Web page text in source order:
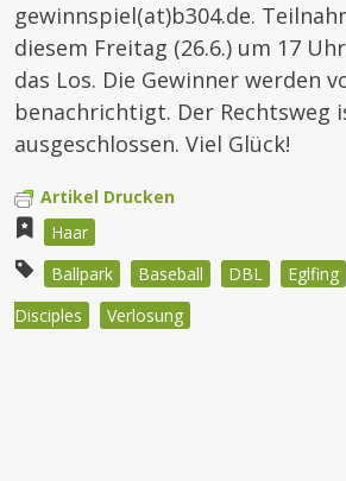
gewinnspiel(at)b304.de.
diesem Freitag (26.6.) um 17
das Los. Die Gewinner werden
benachrichtigt. Der Rechtsweg
ausgeschlossen. Viel Glück!
Artikel Drucken
Haar
Ballpark
Baseball DBL Eglfing
Disciples
Verlosung